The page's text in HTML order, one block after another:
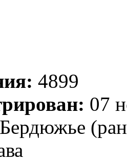
4899
07
Бердюжье